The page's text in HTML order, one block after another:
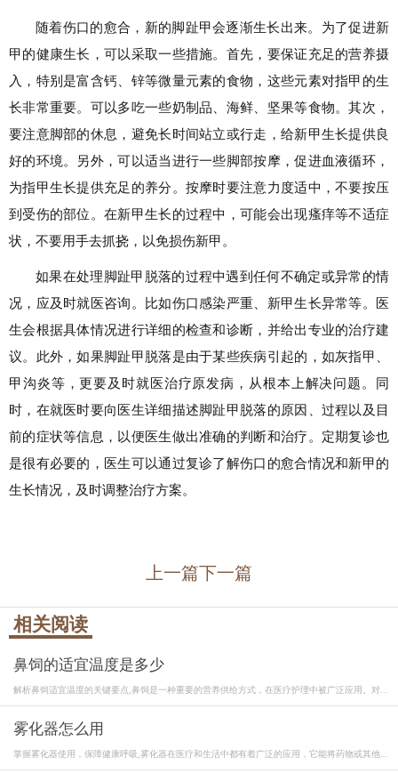
随着伤口的愈合，新的脚趾甲会逐渐生长出来。为了促进新
甲的健康生长，可以采取一些措施。首先，要保证充足的营养摄
入，特别是富含钙、锌等微量元素的食物，这些元素对指甲的生
长非常重要。可以多吃一些奶制品、海鲜、坚果等食物。其次，
要注意脚部的休息，避免长时间站立或行走，给新甲生长提供良
好的环境。另外，可以适当进行一些脚部按摩，促进血液循环，
为指甲生长提供充足的养分。按摩时要注意力度适中，不要按压
到受伤的部位。在新甲生长的过程中，可能会出现瘙痒等不适症
状，不要用手去抓挠，以免损伤新甲。
如果在处理脚趾甲脱落的过程中遇到任何不确定或异常的情
况，应及时就医咨询。比如伤口感染严重、新甲生长异常等。医
生会根据具体情况进行详细的检查和诊断，并给出专业的治疗建
议。此外，如果脚趾甲脱落是由于某些疾病引起的，如灰指甲、
甲沟炎等，更要及时就医治疗原发病，从根本上解决问题。同
时，在就医时要向医生详细描述脚趾甲脱落的原因、过程以及目
前的症状等信息，以便医生做出准确的判断和治疗。定期复诊也
是很有必要的，医生可以通过复诊了解伤口的愈合情况和新甲的
生长情况，及时调整治疗方案。
上一篇下一篇
相关阅读
鼻饲的适宜温度是多少
解析鼻饲适宜温度的关键要点,鼻饲是一种重要的营养供给方式，在医疗护理中被广泛应用。对...
雾化器怎么用
掌握雾化器使用，保障健康呼吸,雾化器在医疗和生活中都有着广泛的应用，它能将药物或其他...